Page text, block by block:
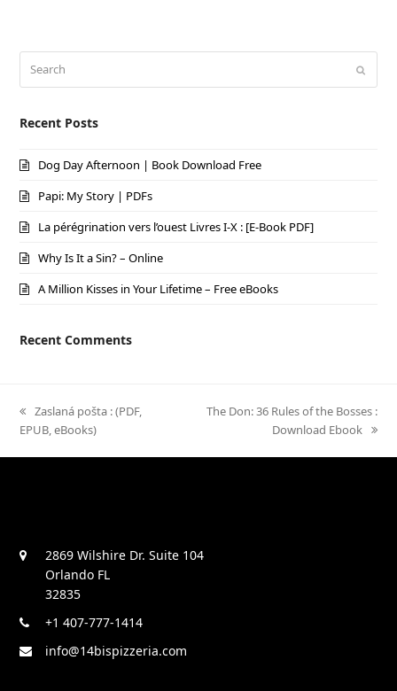
Recent Posts
Dog Day Afternoon | Book Download Free
Papi: My Story | PDFs
La pérégrination vers l’ouest Livres I-X : [E-Book PDF]
Why Is It a Sin? – Online
A Million Kisses in Your Lifetime – Free eBooks
Recent Comments
previous
post:
Zaslaná pošta : (PDF,
EPUB, eBooks)
next
The Don: 36 Rules of the Bosses :
Download Ebook
2869 Wilshire Dr. Suite 104
Orlando FL
32835
+1 407-777-1414
info@14bispizzeria.com